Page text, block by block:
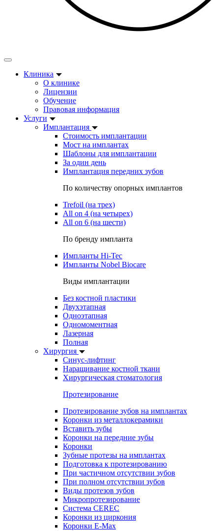
Клиника
О клинике
Лицензии
Обучение
Правовая информация
Услуги
Имплантация
Стоимость имплантации
Мост на имплантах
Шаблоны для имплантации
За один день
Имплантация передних зубов
По количеству опорных имплантов
Trefoil (на трех)
All on 4 (на четырех)
All on 6 (на шести)
По бренду импланта
Импланты Hi-Tec
Импланты Nobel Biocare
Виды имплантации
Без костной пластики
Двухэтапная
Одноэтапная
Одномоментная
Лазерная
Полная
Хирургия
Синус-лифтинг
Наращивание костной ткани
Хирургическая стоматология
Протезирование
Протезирование зубов на имплантах
Коронки из металлокерамики
Вставить зубы
Коронки на передние зубы
Коронки
Зубные протезы на имплантах
Подготовка к протезированию
При частичном отсутствии зубов
При полном отсутствии зубов
Виды протезов зубов
Микропротезирование
Система CEREC
Коронки из циркония
Коронки E-Max